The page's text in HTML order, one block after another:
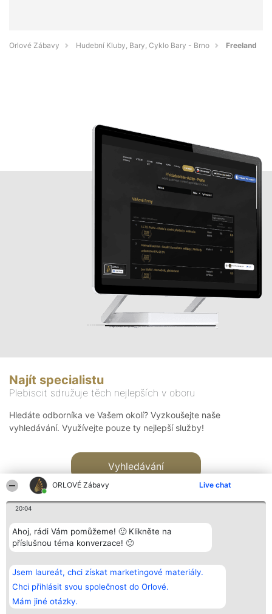
ORLOVÉ Zábavy Live chat
20:04
Ahoj, rádi Vám pomůžeme! 🙂 Klikněte na
příslušnou téma konverzace! 🙂
Jsem laureát, chci získat marketingové materiály.
Chci přihlásit svou společnost do Orlové.
Mám jiné otázky.
Orlové Zábavy Hudební Kluby, Bary, Cyklo Bary - Brno Freeland
Najít specialistu
Plebiscit sdružuje těch nejlepších v oboru
Hledáte odborníka ve Vašem okolí? Vyzkoušejte naše
vyhledávání. Využívejte pouze ty nejlepší služby!
Vyhledávání
Bright Side Solutions sp. z o.
o. sp. k.
ul. Ruska 22
Wrocław 50-079
KRS 0000749100 | Regon
381313360 | NIP 8943132676
Vítězové
Seznam všech
laureátů
Zásady
Zásady
Kontakt